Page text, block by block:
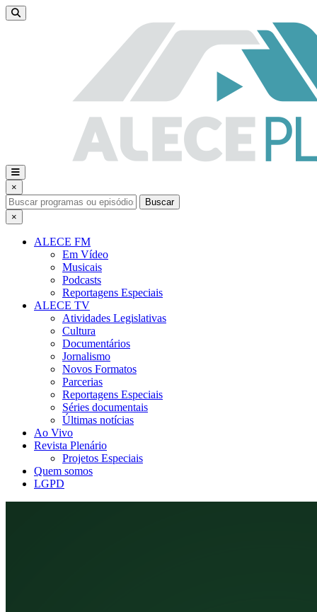
×
Buscar
×
ALECE FM
Em Vídeo
Musicais
Podcasts
Reportagens Especiais
ALECE TV
Atividades Legislativas
Cultura
Documentários
Jornalismo
Novos Formatos
Parcerias
Reportagens Especiais
Séries documentais
Últimas notícias
Ao Vivo
Revista Plenário
Projetos Especiais
Quem somos
LGPD